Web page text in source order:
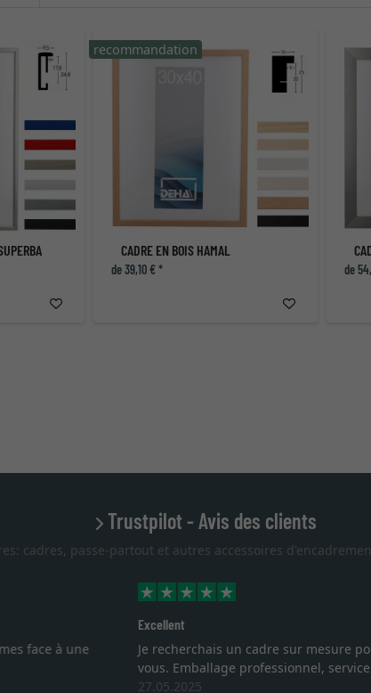
CADRE EN BOIS HAMAL
de 39,10 € *
recommandation
de
Trustpilot - Avis des clients
cadres, passe-partout et autres accessoires
tombée sur ce site. Le choix et la qualité sont au rendez
J'espère revenir pour une autre commande. Merci.